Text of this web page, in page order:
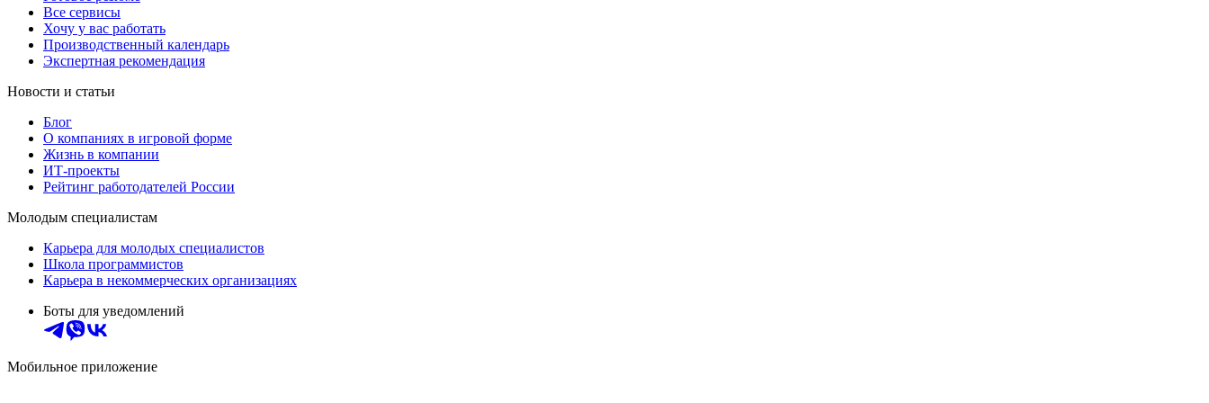
Все сервисы
Хочу у вас работать
Производственный календарь
Экспертная рекомендация
Новости и статьи
Блог
О компаниях в игровой форме
Жизнь в компании
ИТ-проекты
Рейтинг работодателей России
Молодым специалистам
Карьера для молодых специалистов
Школа программистов
Карьера в некоммерческих организациях
Боты для уведомлений
Мобильное приложение